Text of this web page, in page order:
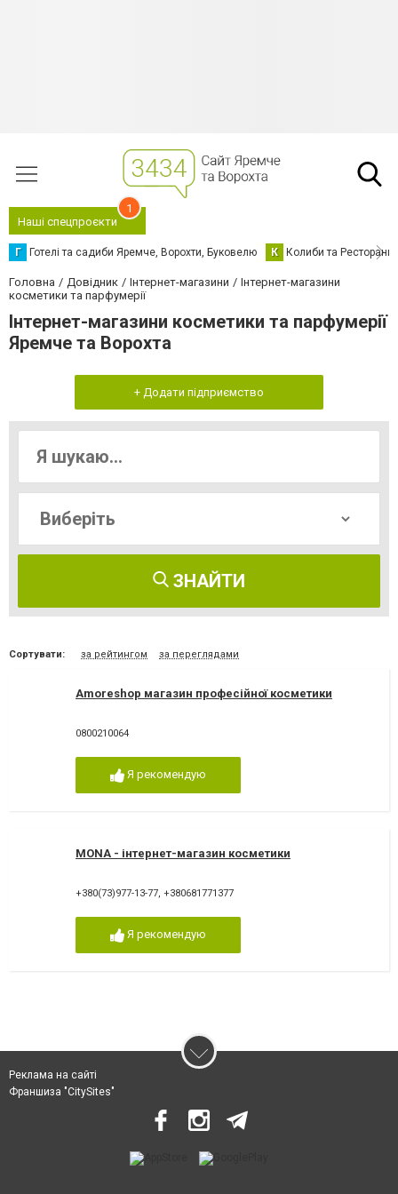
Наші спецпроєкти
1
Г Готелі та садиби Яремче, Ворохти, Буковелю К Колиби та Ресторани
Головна Довідник Інтернет-магазини
Інтернет-магазини
косметики та парфумерії
Інтернет-магазини косметики та парфумерії
Яремче та Ворохта
+ Додати підприємство
ЗНАЙТИ
Сортувати: за рейтингом за переглядами
Amoreshop магазин професійної косметики
0800210064
Я рекомендую
MONA - інтернет-магазин косметики
+380(73)977-13-77, +380681771377
Я рекомендую
Реклама на сайті
Франшиза "CitySites"